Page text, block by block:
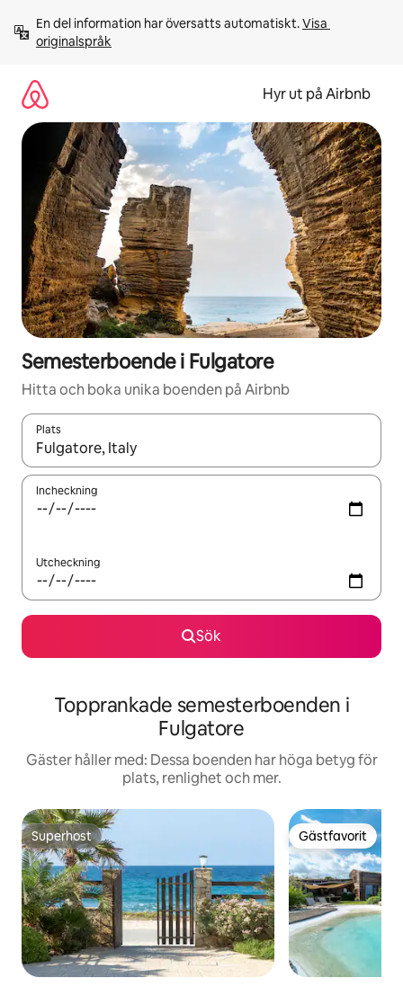
innehåll
En del information har översatts automatiskt. Visa
originalspråk
Hyr ut på Airbnb
Semesterboende i Fulgatore
Hitta och boka unika boenden på Airbnb
Plats
När resultaten är tillgängliga kan du navigera med upp- och
Incheckning
Utcheckning
Sök
Topprankade semesterboenden i
Fulgatore
Gäster håller med: Dessa boenden har höga betyg för
plats, renlighet och mer.
Superhost
Superhost Gästfavorit
Gästfavorit